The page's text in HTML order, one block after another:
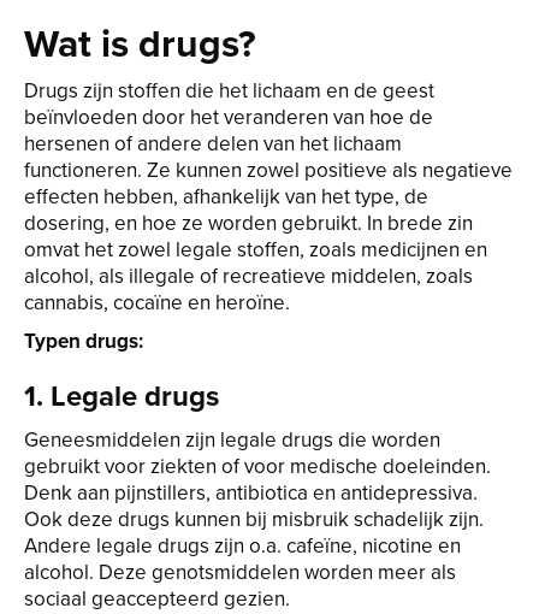
Wat is drugs?
Drugs zijn stoffen die het lichaam en de geest
beïnvloeden door het veranderen van hoe de
hersenen of andere delen van het lichaam
functioneren. Ze kunnen zowel positieve als negatieve
effecten hebben, afhankelijk van het type, de
dosering, en hoe ze worden gebruikt. In brede zin
omvat het zowel legale stoffen, zoals medicijnen en
alcohol, als illegale of recreatieve middelen, zoals
cannabis, cocaïne en heroïne.
Typen drugs:
1. Legale drugs
Geneesmiddelen zijn legale drugs die worden
gebruikt voor ziekten of voor medische doeleinden.
Denk aan pijnstillers, antibiotica en antidepressiva.
Ook deze drugs kunnen bij misbruik schadelijk zijn.
Andere legale drugs zijn o.a. cafeïne, nicotine en
alcohol. Deze genotsmiddelen worden meer als
sociaal geaccepteerd gezien.